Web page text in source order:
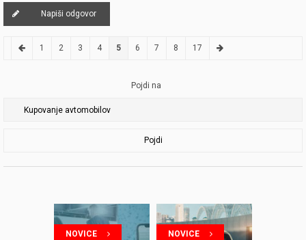
Napiši odgovor
1 2 3 4 5 6 7 8 17
Pojdi na
Pojdi
NOVICE NOVICE